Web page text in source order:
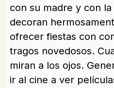
con su madre y con
decoran
ofrecer fiestas con
tragos novedosos.
miran a los ojos.
ir al cine a ver